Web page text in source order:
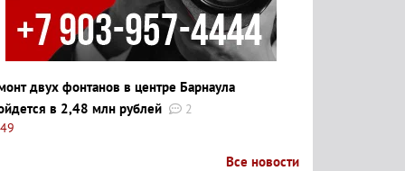
двух фонтанов в центре Барнаула
в 2,48 млн рублей
2
Все новости